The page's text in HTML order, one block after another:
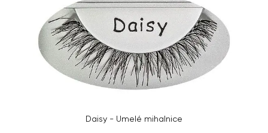
Daisy - Umelé mihalnice